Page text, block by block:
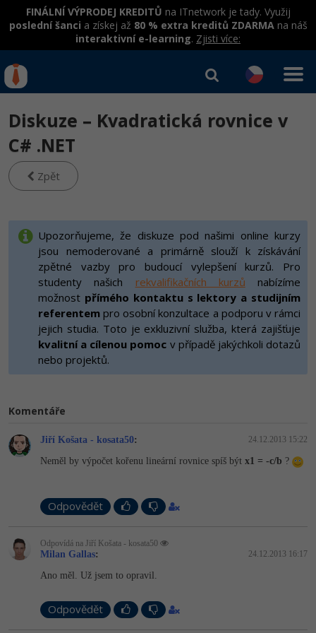
FINÁLNÍ VÝPRODEJ KREDITŮ na ITnetwork je tady. Využij
poslední šanci a získej až 80 % extra kreditů ZDARMAna náš
interaktivní e-learning. Zjisti více:
Workshopy zdarma
Datová analýza v praxi
Základy programování
Objektové programování - OOP
Umělá inteligence
HTML5, CSS3, Bootstrap, SEO
UML a návrhové vzory
Spring
ASP.NET MVC
Django
Best practices
Školení dle technologií
C# .NET
Java
PHP
HTML / CSS
MySQL/MariaDB
MS-SQL
SQLite
Kurzy IT profesí
Junior programátor
Senior programátor
Front-end developer
Vývojář mobilních aplikací
Specialista na AI a bigdata
Tester
3D grafik
Jak začít?
Java -80%
C#.NET -80%
Python -80%
JavaScript
Swift -80%
Kotlin
VB.NET
-80%
Přihlásit se| Registrovat
Diskuze – Kvadratická rovnice v
C# .NET
Zpět
Upozorňujeme, že diskuze pod našimi online kurzy
jsou nemoderované a primárně slouží k získávání
zpětné vazby pro budoucí vylepšení kurzů. Pro
studenty našich rekvalifikačních kurzů nabízíme
možnost přímého kontaktu s lektory a studijním
referentem pro osobní konzultace a podporu v rámci
jejich studia. Toto je exkluzivní služba, která zajišťuje
kvalitní a cílenou pomoc v případě jakýchkoli dotazů
nebo projektů.
Komentáře
Jiří Košata - kosata50: 24.12.2013 15:22
Neměl by výpočet kořenu lineární rovnice spíš být x1 = -c/b ?
Odpovědět
Odpovídá na Jiří Košata - kosata50
Milan Gallas: 24.12.2013 16:17
Ano měl. Už jsem to opravil.
Odpovědět